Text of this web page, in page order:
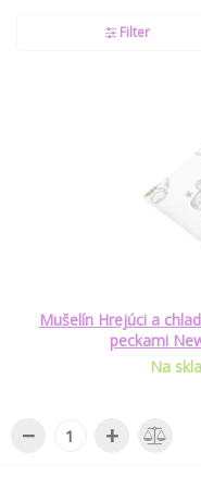
Filter
Mušelín Hrejúci a
peckami
Na
− +